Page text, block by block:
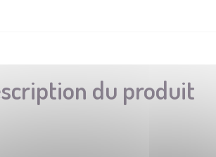
du produit